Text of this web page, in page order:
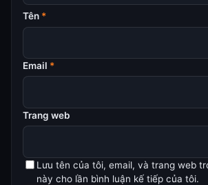
Tên *
Email *
Trang web
Lưu tên của tôi, email, và trang web
này cho lần bình luận kế tiếp của tôi.